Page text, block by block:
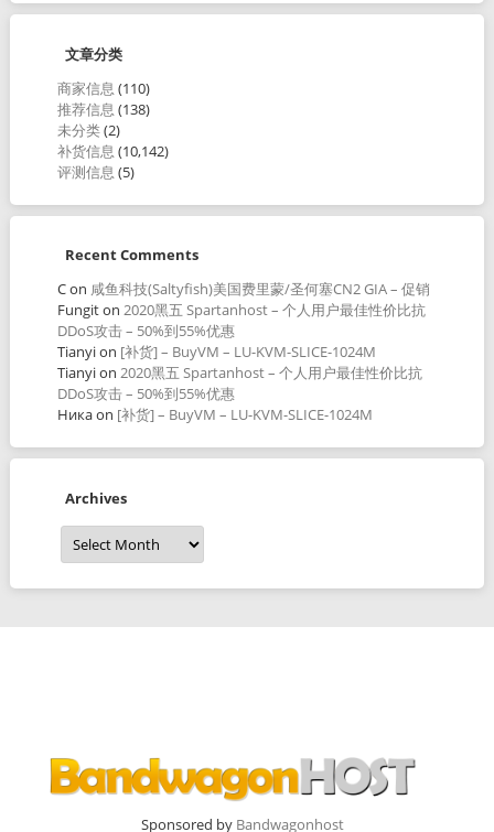
文章分类
商家信息 (110)
推荐信息 (138)
未分类(2)
补货信息 (10,142)
评测信息 (5)
Recent Comments
Con 咸鱼科技(Saltyfish)美国费里蒙/圣何塞CN2 GIA – 促销
Fungiton 2020黑五 Spartanhost – 个人用户最佳性价比抗
DDoS攻击 – 50%到55%优惠
Tianyion [补货] – BuyVM – LU-KVM-SLICE-1024M
Tianyion 2020黑五 Spartanhost – 个人用户最佳性价比抗
DDoS攻击 – 50%到55%优惠
Никаon [补货] – BuyVM – LU-KVM-SLICE-1024M
Archives
Archives
Sponsored by Bandwagonhost